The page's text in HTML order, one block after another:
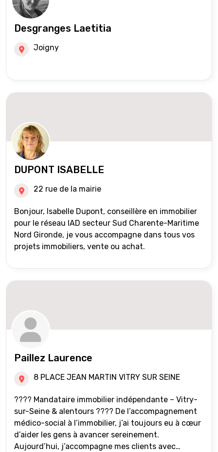
Desgranges Laetitia
Joigny
DUPONT ISABELLE
22 rue de la mairie
Bonjour, Isabelle Dupont, conseillère en immobilier
pour le réseau IAD secteur Sud Charente-Maritime
Nord Gironde, je vous accompagne dans tous vos
projets immobiliers, vente ou achat.
Paillez Laurence
8 PLACE JEAN MARTIN VITRY SUR SEINE
???? Mandataire immobilier indépendante – Vitry-
sur-Seine & alentours ???? De l’accompagnement
médico-social à l’immobilier, j’ai toujours eu à cœur
d’aider les gens à avancer sereinement.
Aujourd’hui, j’accompagne mes clients avec